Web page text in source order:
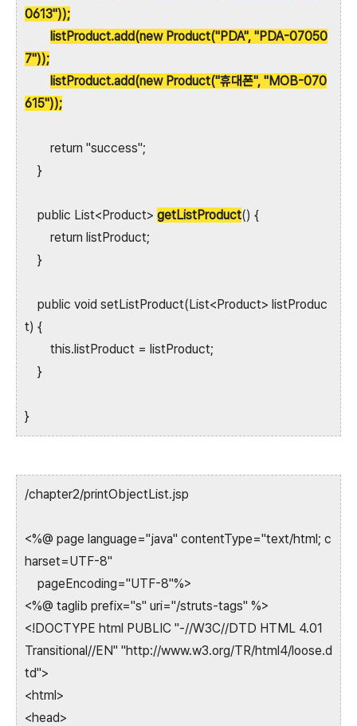
0613"));
listProduct.add(new Product("PDA", "PDA-07050
7"));
listProduct.add(new Product("휴대폰", "MOB-070
615"));
return "success";
}
public List<Product> getListProduct() {
return listProduct;
}
public void setListProduct(List<Product> listProduc
t) {
this.listProduct = listProduct;
}
}
/chapter2/printObjectList.jsp
<%@ page language="java" contentType="text/html; c
harset=UTF-8"
pageEncoding="UTF-8"%>
<%@ taglib prefix="s" uri="/struts-tags" %>
<!DOCTYPE html PUBLIC "-//W3C//DTD HTML 4.01
Transitional//EN" "http://www.w3.org/TR/html4/loose.d
td">
<html>
<head>